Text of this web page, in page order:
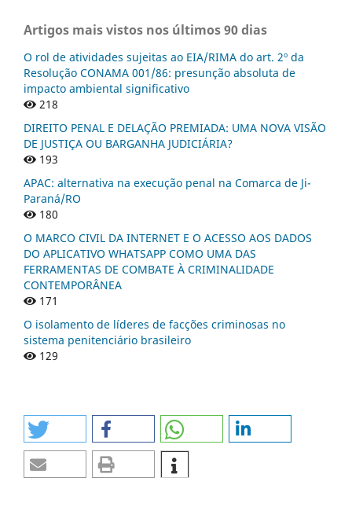
Artigos mais vistos nos últimos 90 dias
O rol de atividades sujeitas ao EIA/RIMA do art. 2º da
Resolução CONAMA 001/86: presunção absoluta de
impacto ambiental significativo
218
DIREITO PENAL E DELAÇÃO PREMIADA: UMA NOVA VISÃO
DE JUSTIÇA OU BARGANHA JUDICIÁRIA?
193
APAC: alternativa na execução penal na Comarca de Ji-
Paraná/RO
180
O MARCO CIVIL DA INTERNET E O ACESSO AOS DADOS
DO APLICATIVO WHATSAPP COMO UMA DAS
FERRAMENTAS DE COMBATE À CRIMINALIDADE
CONTEMPORÂNEA
171
O isolamento de líderes de facções criminosas no
sistema penitenciário brasileiro
129